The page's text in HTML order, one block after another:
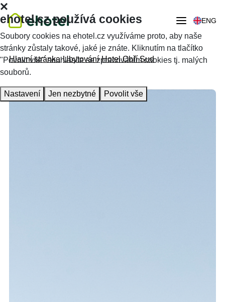
ENG
Hlavní stránka Ubytování Hotel Obří Sud
ehotel.cz používá cookies
Soubory cookies na ehotel.cz využíváme proto, aby naše
stránky zůstaly takové, jaké je znáte. Kliknutím na tlačítko
"Povolit vše" souhlasíte se zpracováním cookies tj. malých
souborů.
Nastavení Jen nezbytné Povolit vše